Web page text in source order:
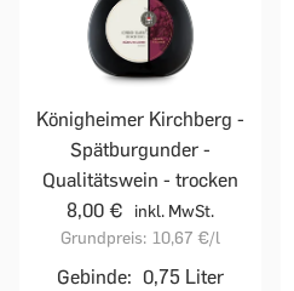
Königheimer Kirchberg -
Spätburgunder -
Qualitätswein - trocken
8,00 €
inkl. MwSt.
Grundpreis: 10,67 €/l
Gebinde: 0,75 Liter